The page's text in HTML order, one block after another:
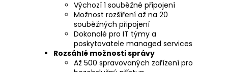
Výchozí 1 souběžné připojení
Možnost rozšíření až na 20
souběžných připojení
Dokonalé pro IT týmy a
poskytovatele managed services
Rozsáhlé možnosti správy
Až 500 spravovaných zařízení pro